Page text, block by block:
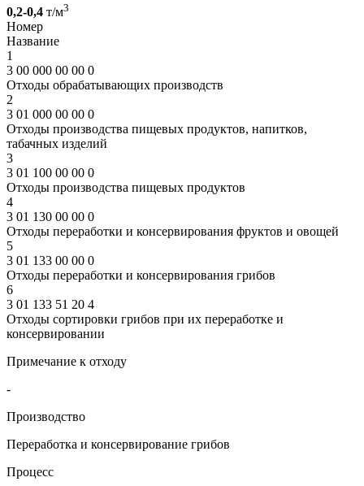
0,2-0,4 т/м3
Номер
Название
1
3 00 000 00 00 0
Отходы обрабатывающих производств
2
3 01 000 00 00 0
Отходы производства пищевых продуктов, напитков,
табачных изделий
3
3 01 100 00 00 0
Отходы производства пищевых продуктов
4
3 01 130 00 00 0
Отходы переработки и консервирования фруктов и овощей
5
3 01 133 00 00 0
Отходы переработки и консервирования грибов
6
3 01 133 51 20 4
Отходы сортировки грибов при их переработке и
консервировании
Примечание к отходу
-
Производство
Переработка и консервирование грибов
Процесс